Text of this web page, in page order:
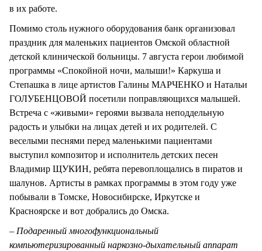
в их работе.
Помимо столь нужного оборудования банк организовал
праздник для маленьких пациентов Омской областной
детской клинической больницы. 7 августа герои любимой
программы «Спокойной ночи, малыши!» Каркуша и
Степашка в лице артистов Галины МАРЧЕНКО и Натальи
ГОЛУБЕНЦОВОЙ посетили поправляющихся малышей.
Встреча с «живыми» героями вызвала неподдельную
радость и улыбки на лицах детей и их родителей. С
веселыми песнями перед маленькими пациентами
выступил композитор и исполнитель детских песен
Владимир ЩУКИН, ребята перевоплощались в пиратов и
шалунов. Артисты в рамках программы в этом году уже
побывали в Томске, Новосибирске, Иркутске и
Красноярске и вот добрались до Омска.
– Подаренный многофункциональный
компьютеризированный наркозно-дыхательный аппарат